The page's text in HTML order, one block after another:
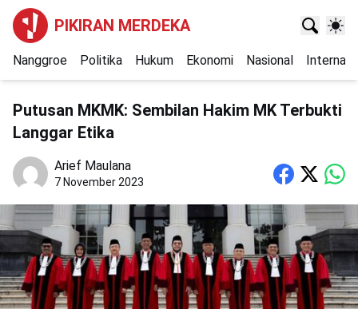
PIKIRAN MERDEKA
Nanggroe Politika Hukum Ekonomi Nasional
Putusan MKMK: Sembilan Hakim MK Terbukti
Langgar Etika
Arief Maulana
7 November 2023